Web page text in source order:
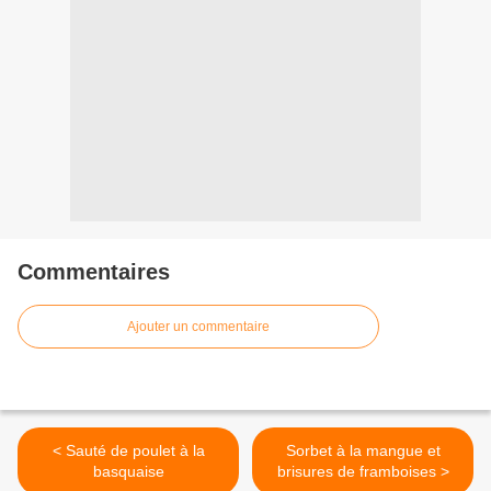
Commentaires
Ajouter un commentaire
< Sauté de poulet à la
basquaise
Sorbet à la mangue et
brisures de framboises >